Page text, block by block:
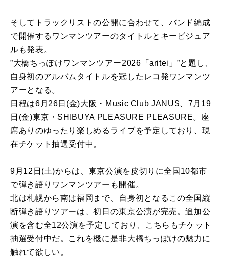
そしてトラックリストの公開に合わせて、バンド編成
で開催するワンマンツアーのタイトルとキービジュア
ルも発表。
”大橋ちっぽけワンマンツアー2026「aritei」”と題し、
自身初のアルバムタイトルを冠したレコ発ワンマンツ
アーとなる。
日程は6月26日(金)大阪・Music Club JANUS、7月19
日(金)東京・SHIBUYA PLEASURE PLEASURE。座
席ありのゆったり楽しめるライブを予定しており、現
在チケット抽選受付中。
9月12日(土)からは、東京公演を皮切りに全国10都市
で弾き語りワンマンツアーも開催。
北は札幌から南は福岡まで、自身初となるこの全国縦
断弾き語りツアーは、初日の東京公演が完売。追加公
演を含む全12公演を予定しており、こちらもチケット
抽選受付中だ。これを機に是非大橋ちっぽけの魅力に
触れて欲しい。